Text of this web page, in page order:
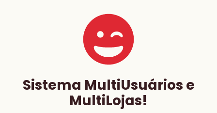
Sistema MultiUsuários e
MultiLojas!